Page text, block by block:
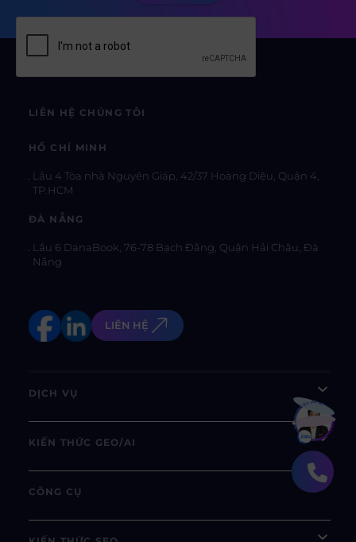
LIÊN HỆ CHÚNG TÔI
HỒ CHÍ MINH
Lầu 4 Tòa nhà Nguyên Giáp, 42/37 Hoàng Diệu, Quận 4,
TP.HCM
ĐÀ NẴNG
Lầu 6 DanaBook, 76-78 Bạch Đằng, Quận Hải Châu, Đà
Nẵng
LIÊN HỆ
DỊCH VỤ
KIẾN THỨC GEO/AI
CÔNG CỤ
Bạn muốn hiểu thêm?Xem chi tiết